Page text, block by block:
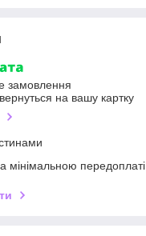
замовлення
на вашу картку
мінімальною передоплаті